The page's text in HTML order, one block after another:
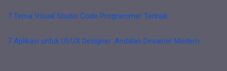
7 Tema Visual Studio Code Programmer Terbaik
7 Aplikasi untuk UI/UX Designer: Andalan Desainer Modern